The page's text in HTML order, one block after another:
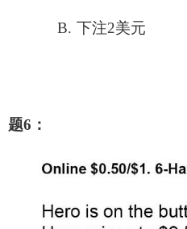
B. 下注2美元
题6：